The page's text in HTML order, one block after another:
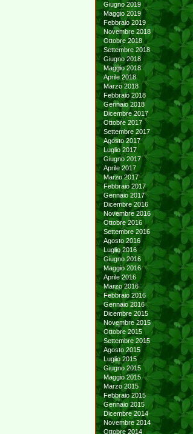
Giugno 2019
Maggio 2019
Febbraio 2019
Novembre 2018
Ottobre 2018
Settembre 2018
Giugno 2018
Maggio 2018
Aprile 2018
Marzo 2018
Febbraio 2018
Gennaio 2018
Dicembre 2017
Ottobre 2017
Settembre 2017
Agosto 2017
Luglio 2017
Giugno 2017
Aprile 2017
Marzo 2017
Febbraio 2017
Gennaio 2017
Dicembre 2016
Novembre 2016
Ottobre 2016
Settembre 2016
Agosto 2016
Luglio 2016
Giugno 2016
Maggio 2016
Aprile 2016
Marzo 2016
Febbraio 2016
Gennaio 2016
Dicembre 2015
Novembre 2015
Ottobre 2015
Settembre 2015
Agosto 2015
Luglio 2015
Giugno 2015
Maggio 2015
Marzo 2015
Febbraio 2015
Gennaio 2015
Dicembre 2014
Novembre 2014
Ottobre 2014